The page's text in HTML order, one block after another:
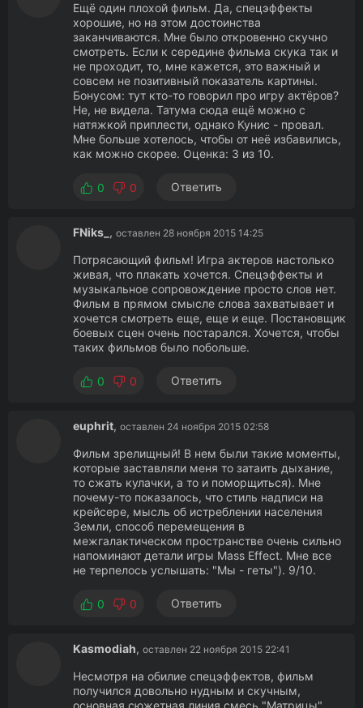
Ещё один плохой фильм. Да, спецэффекты
хорошие, но на этом достоинства
заканчиваются. Мне было откровенно скучно
смотреть. Если к середине фильма скука так и
не проходит, то, мне кажется, это важный и
совсем не позитивный показатель картины.
Бонусом: тут кто-то говорил про игру актёров?
Не, не видела. Татума сюда ещё можно с
натяжкой приплести, однако Кунис - провал.
Мне больше хотелось, чтобы от неё избавились,
как можно скорее. Оценка: 3 из 10.
0 0 Ответить
FNiks_ , оставлен 28 ноября 2015 14:25
Потрясающий фильм! Игра актеров настолько
живая, что плакать хочется. Спецэффекты и
музыкальное сопровождение просто слов нет.
Фильм в прямом смысле слова захватывает и
хочется смотреть еще, еще и еще. Постановщик
боевых сцен очень постарался. Хочется, чтобы
таких фильмов было побольше.
0 0 Ответить
euphrit, оставлен 24 ноября 2015 02:58
Фильм зрелищный! В нем были такие моменты,
которые заставляли меня то затаить дыхание,
то сжать кулачки, а то и поморщиться). Мне
почему-то показалось, что стиль надписи на
крейсере, мысль об истреблении населения
Земли, способ перемещения в
межгалактическом пространстве очень сильно
напоминают детали игры Mass Effect. Мне все
не терпелось услышать: "Мы - геты"). 9/10.
0 0 Ответить
Kasmodiah, оставлен 22 ноября 2015 22:41
Несмотря на обилие спецэффектов, фильм
получился довольно нудным и скучным,
основная сюжетная линия смесь "Матрицы"